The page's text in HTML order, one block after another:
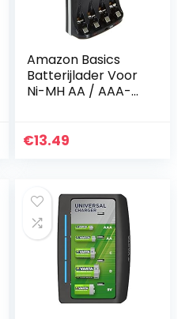
Amazon Basics
Batterijlader Voor
Ni-MH AA / AAA-
€13.49